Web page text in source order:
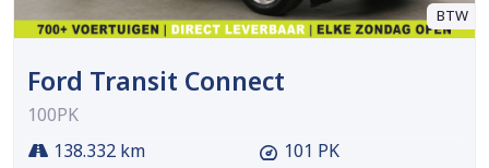
BTW
Ford Transit Connect
100PK
138.332 km
101 PK